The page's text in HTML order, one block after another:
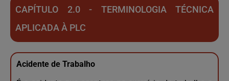
CAPÍTULO 2.0 - TERMINOLOGIA TÉCNICA
APLICADA À PLC
Acidente de Trabalho